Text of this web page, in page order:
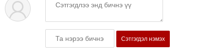
ОСЛЫН
ЭРГЭН
Сэтгэгдэл нэмэх